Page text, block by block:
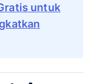
untuk